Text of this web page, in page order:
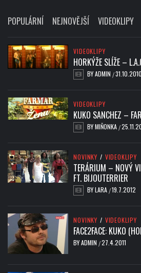
POPULÁRNÍ NEJNOVĚJŠÍ VIDEOKLIPY
VIDEOKLIPY
HORKÝŽE SLÍŽE –
BYADMIN /31.10.2010
VIDEOKLIPY
KUKO SANCHEZ –
BYMIŇONKA /
NOVINKY / VIDEOKLIPY
TERÁRIUM – NOVÝ
FT. BIJOUTERRIER
BYLARA /19.7.2012
NOVINKY / VIDEOKLIPY
FACE2FACE: KUKO
BYADMIN /27.4.2011